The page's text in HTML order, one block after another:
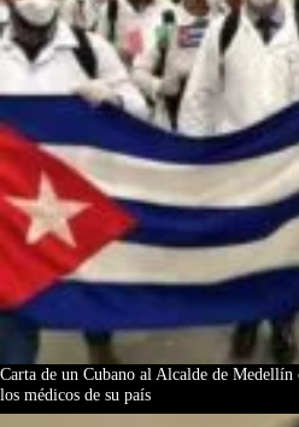
Carta de un Cubano al Alcalde de Medellín
los médicos de su país